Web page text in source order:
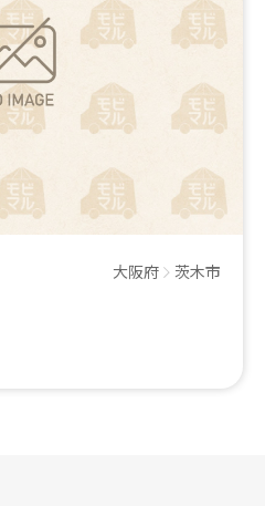
大阪府 茨木市